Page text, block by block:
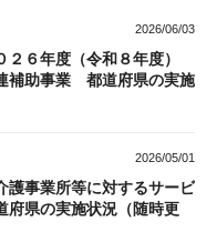
2026/06/03
２６年度（令和８年度）
補助事業 都道府県の実施
2026/05/01
護事業所等に対するサービ
県の実施状況（随時更